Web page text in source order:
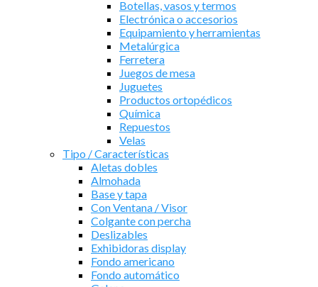
Botellas, vasos y termos
Electrónica o accesorios
Equipamiento y herramientas
Metalúrgica
Ferretera
Juegos de mesa
Juguetes
Productos ortopédicos
Química
Repuestos
Velas
Tipo / Características
Aletas dobles
Almohada
Base y tapa
Con Ventana / Visor
Colgante con percha
Deslizables
Exhibidoras display
Fondo americano
Fondo automático